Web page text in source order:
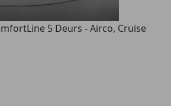
5 Deurs - Airco, Cruise